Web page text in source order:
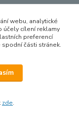
webu, analytické
účely cílení reklamy
preferencí
části stránek.
zde.